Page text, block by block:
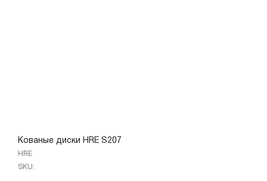
Кованые диски HRE S207
HRE
SKU: